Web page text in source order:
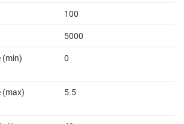
100
5000
(min)
0
5.5